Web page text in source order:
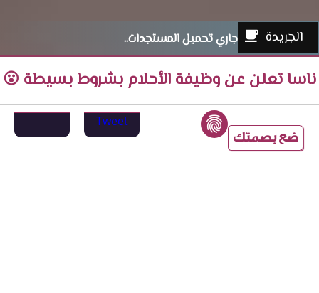
الجريدة جاري تحميل المستجدات..
ناسا تعلن عن وظيفة الأحلام بشروط بسيطة 😮
ضع بصمتك
Tweet